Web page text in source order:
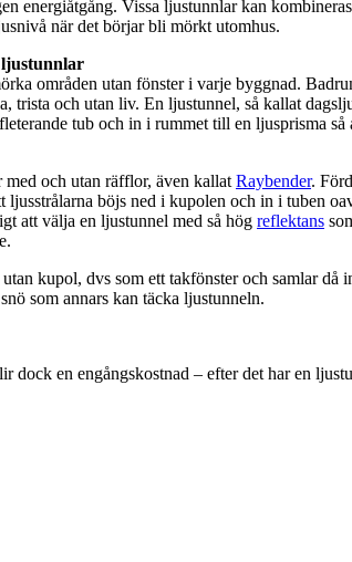
energiåtgång. Vissa ljustunnlar kan
när det börjar bli mörkt utomhus.
områden utan fönster i varje byggnad.
trista och utan liv. En ljustunnel, så kallat
tub och in i rummet till en ljusprisma så
och utan räfflor, även kallatRaybender.
ljusstrålarna böjs ned i kupolen och in i tuben
att välja en ljustunnel med så hög reflektans
kupol, dvs som ett takfönster och samlar då
som annars kan täcka ljustunneln.
dock en engångskostnad – efter det har en